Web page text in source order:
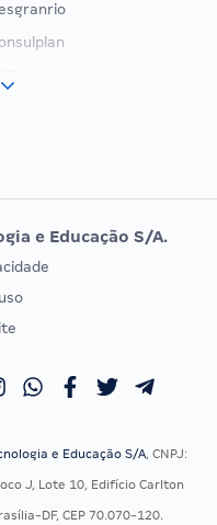
DE ORDEM
OAB
e Educação S/A.
e Educação S/A, CNPJ:
J, Lote 10, Edifício Carlton
DF, CEP 70.070-120.